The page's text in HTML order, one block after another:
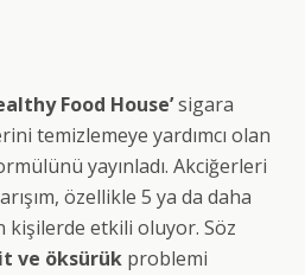
Food House’sigara
temizlemeye yardımcı olan
yayınladı. Akciğerleri
özellikle 5 ya da daha
kişilerde etkili oluyor. Söz
ve öksürük problemi